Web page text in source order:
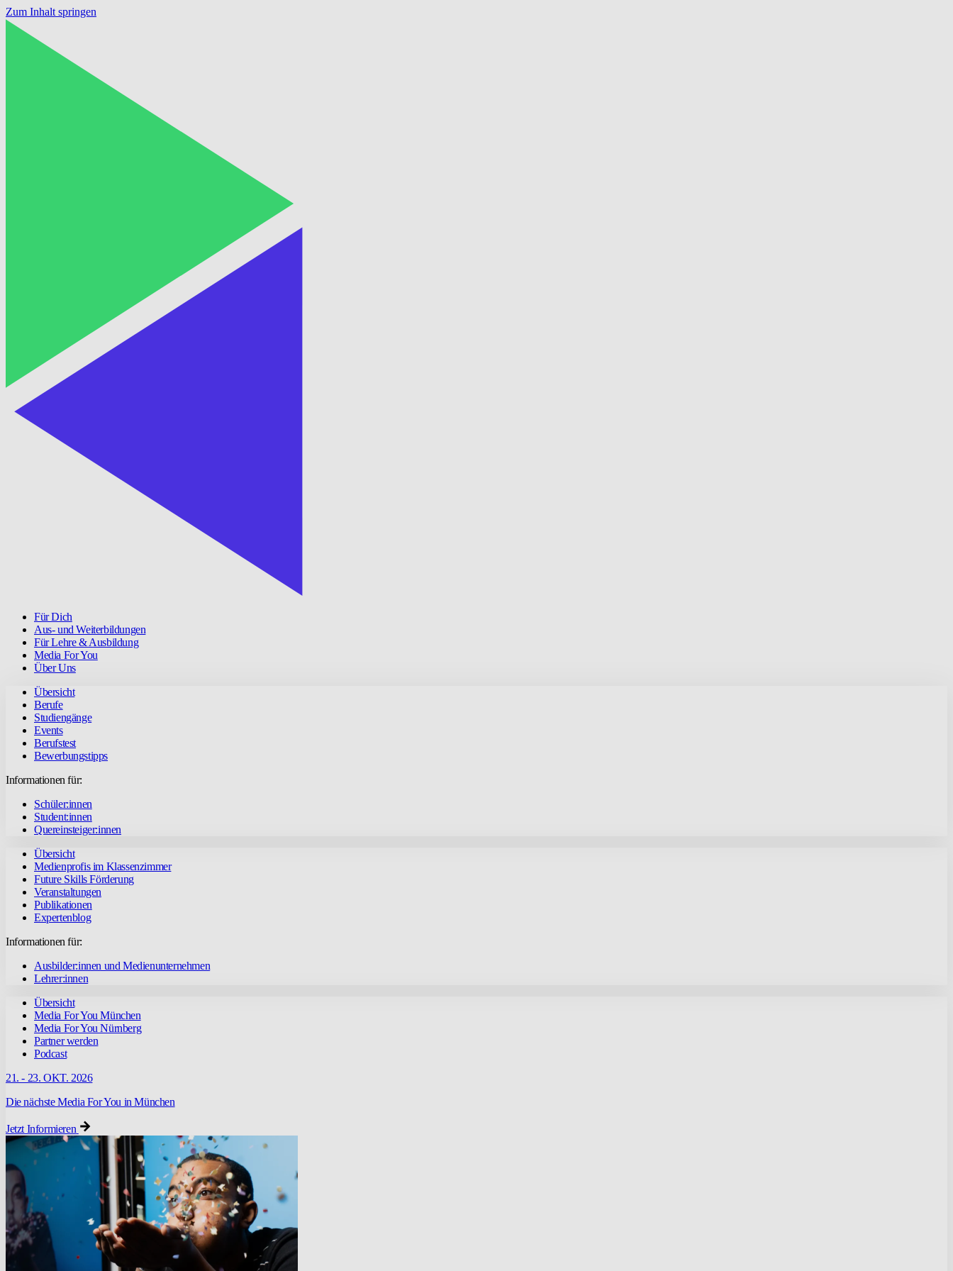
Zum Inhalt springen
Für Dich
Aus- und Weiterbildungen
Für Lehre & Ausbildung
Media For You
Über Uns
Übersicht
Berufe
Studiengänge
Events
Berufstest
Bewerbungstipps
Informationen für:
Schüler:innen
Student:innen
Quereinsteiger:innen
Übersicht
Medienprofis im Klassenzimmer
Future Skills Förderung
Veranstaltungen
Publikationen
Expertenblog
Informationen für:
Ausbilder:innen und Medienunternehmen
Lehrer:innen
Übersicht
Media For You München
Media For You Nürnberg
Partner werden
Podcast
21. - 23. OKT. 2026
Die nächste Media For You in München
Jetzt Informieren